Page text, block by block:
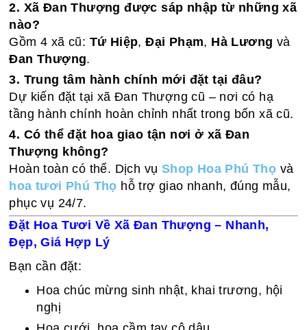
2. Xã Đan Thượng được sáp nhập từ những xã
nào?
Gồm 4 xã cũ: Tứ Hiệp,Đại Phạm, Hà Lương và
Đan Thượng.
3. Trung tâm hành chính mới đặt tại đâu?
Dự kiến đặt tại xã Đan Thượng cũ – nơi có hạ
tầng hành chính hoàn chỉnh nhất trong bốn xã cũ.
4. Có thể đặt hoa giao tận nơi ở xã Đan
Thượng không?
Hoàn toàn có thể. Dịch vụ Shop Hoa Phú Thọ và
hoa tươi Phú Thọ hỗ trợ giao nhanh, đúng mẫu,
phục vụ 24/7.
Đặt Hoa Tươi Về Xã Đan Thượng – Nhanh,
Đẹp, Giá Hợp Lý
Bạn cần đặt:
Hoa chúc mừng sinh nhật, khai trương, hội
nghị